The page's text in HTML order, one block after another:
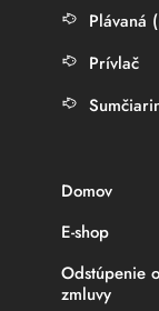
Plávaná
Prívlač
Domov
E-shop
Odstúpenie
zmluvy